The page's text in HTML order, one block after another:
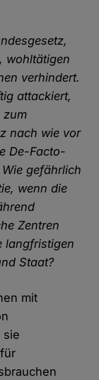
wohltätigen
verhindert.
attackiert,
zum
nach wie vor
De-Facto-
gefährlich
wenn die
Zentren
langfristigen
Staat?
mit
sie